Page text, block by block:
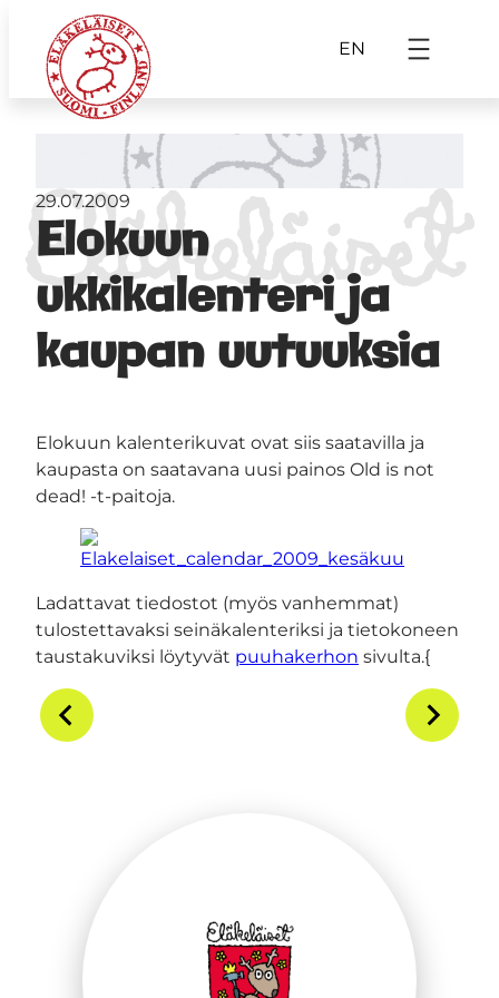
EN
Elokuun
ukkikalenteri ja
kaupan uutuuksia
29.07.2009
Elokuun kalenterikuvat ovat siis saatavilla ja
kaupasta on saatavana uusi painos Old is not
dead! -t-paitoja.
Ladattavat tiedostot (myös vanhemmat)
tulostettavaksi seinäkalenteriksi ja tietokoneen
taustakuviksi löytyvät puuhakerhon sivulta.{